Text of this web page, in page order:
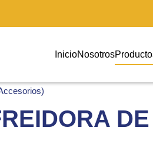
InicioNosotros